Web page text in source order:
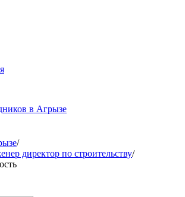
в Агрызе
/
директор по строительству/